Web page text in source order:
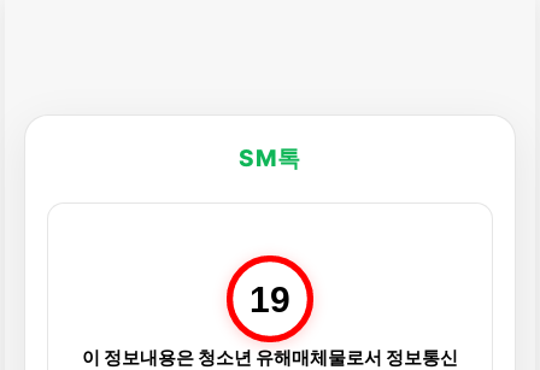
SM톡
19
이 정보내용은 청소년 유해매체물로서 정보통신